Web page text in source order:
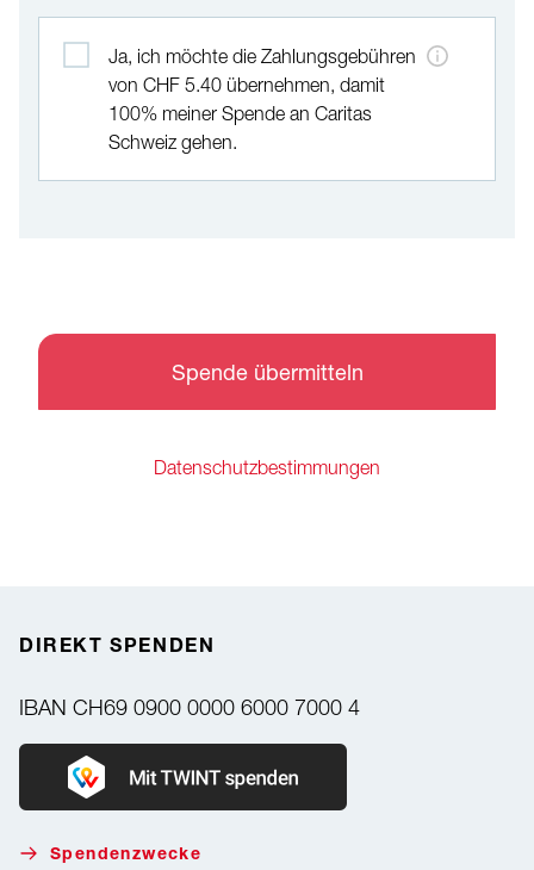
Ja, ich möchte die Zahlungsgebühren
von CHF 5.40 übernehmen, damit
100% meiner Spende an Caritas
Schweiz gehen.
Spende übermitteln
Datenschutzbestimmungen
DIREKT SPENDEN
IBAN CH69 0900 0000 6000 7000 4
Donate with Twint
Spendenzwecke